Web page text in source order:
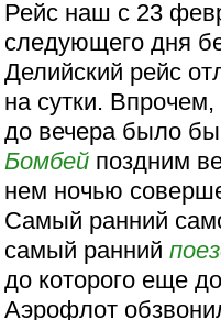
Рейс наш c 23
следующего дня
Делийский рейс
на сутки.
до вечера было
Бомбей поздним
нем ночью
Самый ранний
самый ранний
до которого еще
Аэрофлот